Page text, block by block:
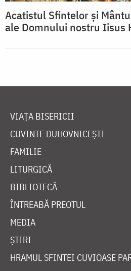
Acatistul Sfintelor şi
ale Domnului nostru Iisus
VIAȚA BISERICII
CUVINTE DUHOVNICEȘTI
FAMILIE
LITURGICĂ
BIBLIOTECĂ
ÎNTREABĂ PREOTUL
MEDIA
ȘTIRI
HRAMUL SFINTEI CUVIOASE